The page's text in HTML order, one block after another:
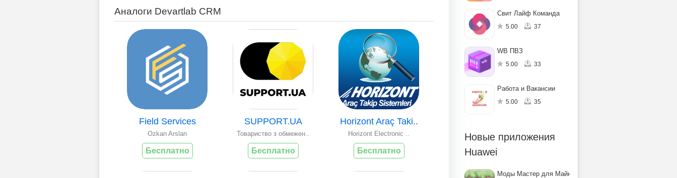
Аналоги Devartlab CRM
Field Services
Ozkan Arslan
Бесплатно
SUPPORT.UA
Товариство з обмежен..
Бесплатно
Horizont Araç Taki..
Horizont Electronic ..
Бесплатно
Свит Лайф Команда
5.00 37
WB ПВЗ
5.00 33
Работа и Вакансии
5.00 35
Новые приложения
Huawei
Моды Мастер для Майнкрафт ПЕ